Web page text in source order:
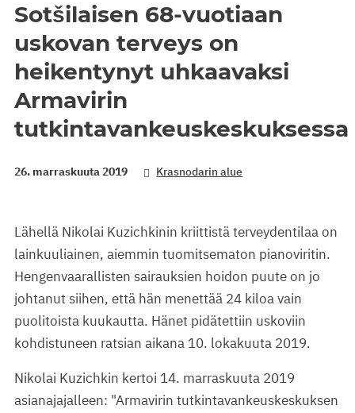
Sotšilaisen 68-vuotiaan
uskovan terveys on
heikentynyt uhkaavaksi
Armavirin
tutkintavankeuskeskuksessa
26. marraskuuta 2019 Krasnodarin alue
Lähellä Nikolai Kuzichkinin kriittistä terveydentilaa on
lainkuuliainen, aiemmin tuomitsematon pianoviritin.
Hengenvaarallisten sairauksien hoidon puute on jo
johtanut siihen, että hän menettää 24 kiloa vain
puolitoista kuukautta. Hänet pidätettiin uskoviin
kohdistuneen ratsian aikana 10. lokakuuta 2019.
Nikolai Kuzichkin kertoi 14. marraskuuta 2019
asianajajalleen: "Armavirin tutkintavankeuskeskuksen